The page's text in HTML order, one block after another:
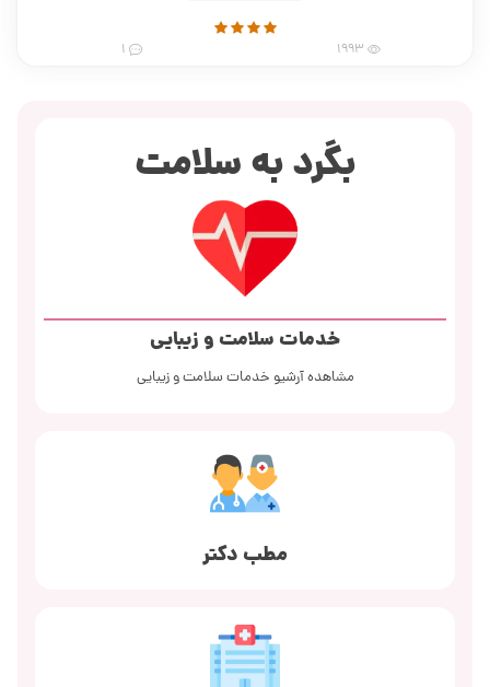
بگرد به سلامت
خدمات سلامت و زیبایی
مشاهده آرشیو خدمات سلامت و زیبایی
مطب دکتر